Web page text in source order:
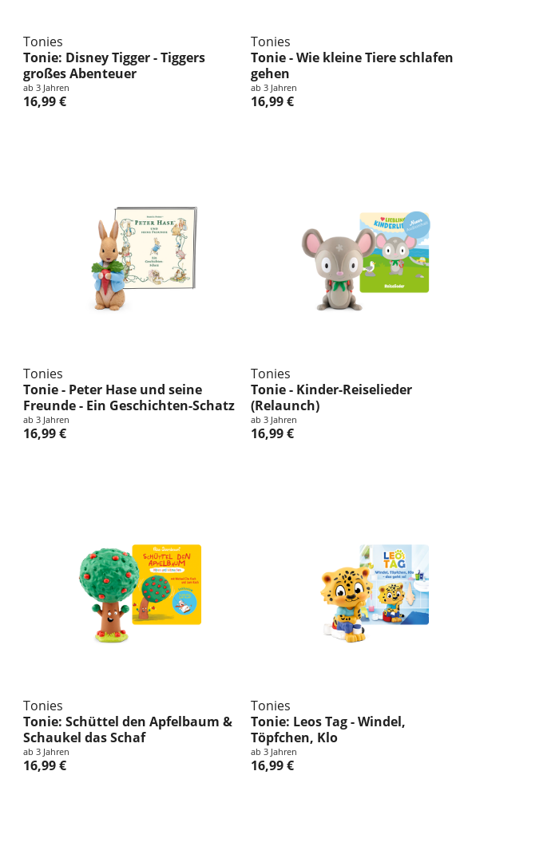
Tonies
Tonie: Disney Tigger - Tiggers
großes Abenteuer
ab 3 Jahren
16,99 €
Tonies
Tonie - Wie kleine Tiere schlafen
gehen
ab 3 Jahren
16,99 €
Tonies
Tonie - Peter Hase und seine
Freunde - Ein Geschichten-Schatz
ab 3 Jahren
16,99 €
Tonies
Tonie - Kinder-Reiselieder
(Relaunch)
ab 3 Jahren
16,99 €
Tonies
Tonie: Schüttel den Apfelbaum &
Schaukel das Schaf
ab 3 Jahren
16,99 €
Tonies
Tonie: Leos Tag - Windel,
Töpfchen, Klo
ab 3 Jahren
16,99 €